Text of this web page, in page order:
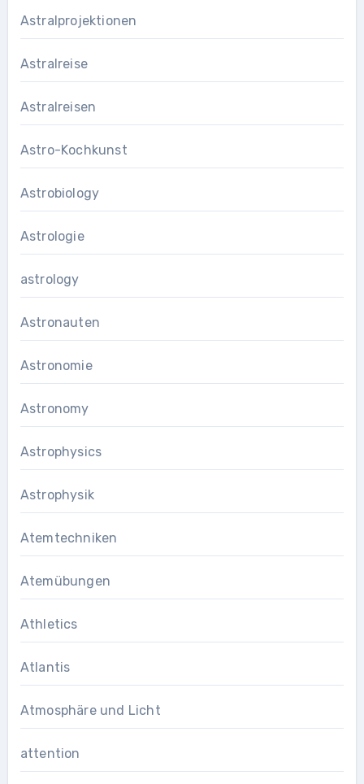
Astralprojektionen
Astralreise
Astralreisen
Astro-Kochkunst
Astrobiology
Astrologie
astrology
Astronauten
Astronomie
Astronomy
Astrophysics
Astrophysik
Atemtechniken
Atemübungen
Athletics
Atlantis
Atmosphäre und Licht
attention